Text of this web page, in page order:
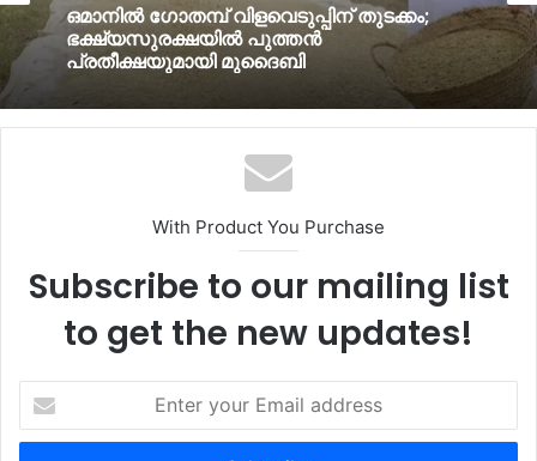
ഒമാനില്‍ ഗോതമ്പ് വിളവെടുപ്പിന് തുടക്കം;
ഭക്ഷ്യസുരക്ഷയില്‍ പുത്തൻ
പ്രതീക്ഷയുമായി മുദൈബി
With Product You Purchase
Subscribe to our mailing list
to get the new updates!
your
Email